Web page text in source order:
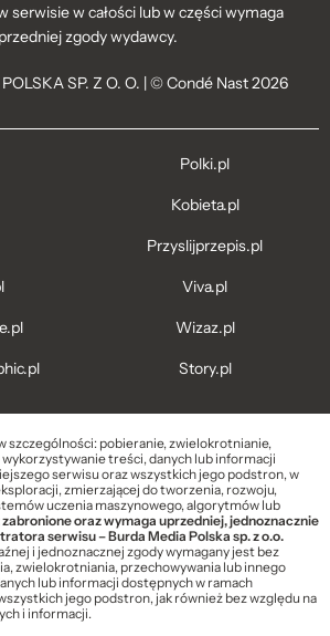
serwisie w całości lub w części wymaga
zgody wydawcy.
SP. Z O. O. | © Condé Nast 2026
Polki.pl
Kobieta.pl
Przyslijprzepis.pl
Viva.pl
Wizaz.pl
Story.pl
szczególności: pobieranie, zwielokrotnianie,
treści, danych lub informacji
serwisu oraz wszystkich jego podstron, w
zmierzającej do tworzenia, rozwoju,
uczenia maszynowego, algorytmów lub
oraz wymaga uprzedniej, jednoznacznie
serwisu – Burda Media Polska sp. z o.o.
i jednoznacznej zgody wymagany jest bez
zwielokrotniania, przechowywania lub innego
lub informacji dostępnych w ramach
jego podstron, jak również bez względu na
i informacji.